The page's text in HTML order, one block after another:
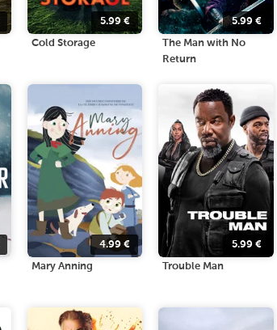
5.99€
Cold Storage
5.99€
The Man with No
Return
4.99 €
Mary Anning
5.99€
Trouble Man